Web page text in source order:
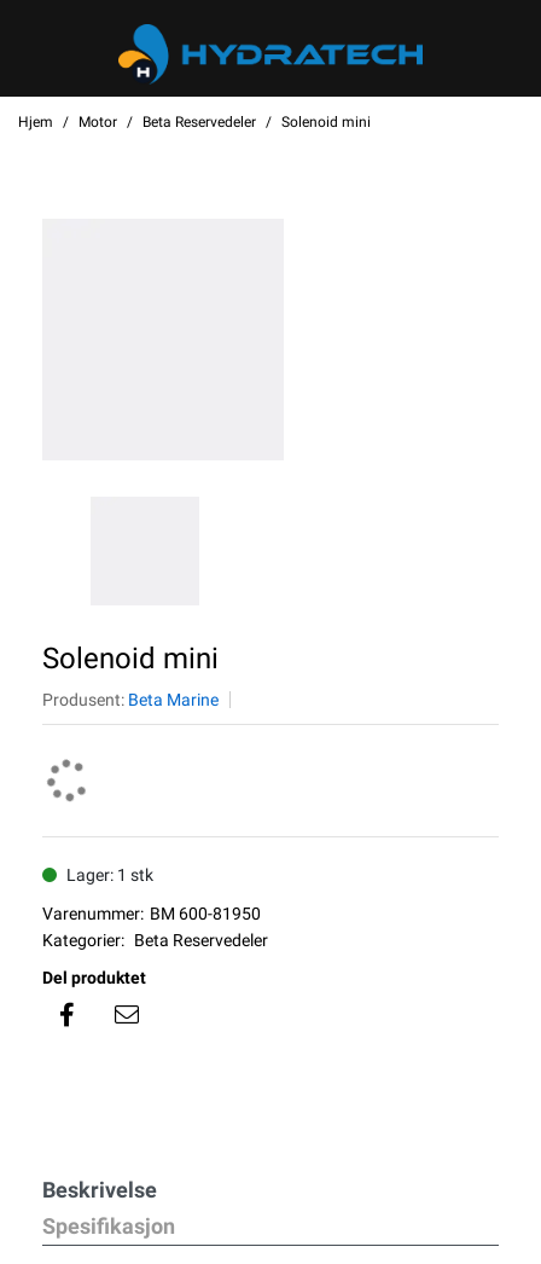
Hjem Motor Beta Reservedeler Solenoid mini
Solenoid mini
Produsent: Beta Marine
Lager: 1 stk
Varenummer: BM 600-81950
Kategorier: Beta Reservedeler
Del produktet
Beskrivelse
Spesifikasjon